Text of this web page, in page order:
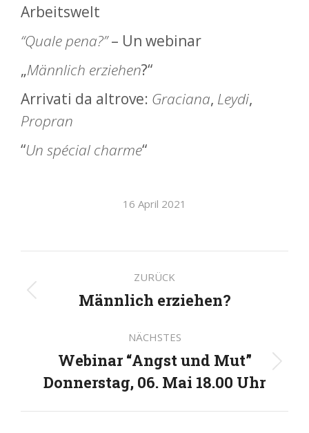
Arbeitswelt
“Quale pena?”– Un webinar
„Männlich erziehen?“
Arrivati da altrove: Graciana, Leydi,
Propran
“Un spécial charme“
16 April 2021
ZURÜCK
Vorheriger
Männlich erziehen?
NÄCHSTES
Nächster
Beitrag:
Webinar “Angst und Mut”
Donnerstag, 06. Mai 18.00 Uhr